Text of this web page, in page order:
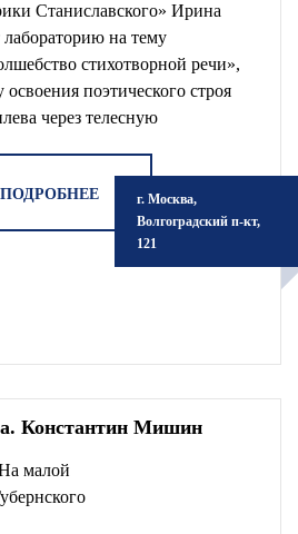
Станиславского» Ирина
на тему
стихотворной речи»,
поэтического строя
через телесную
ПОДРОБНЕЕ
Константин Мишин
малой
г. Москва,
Волгоградский п-кт,
121